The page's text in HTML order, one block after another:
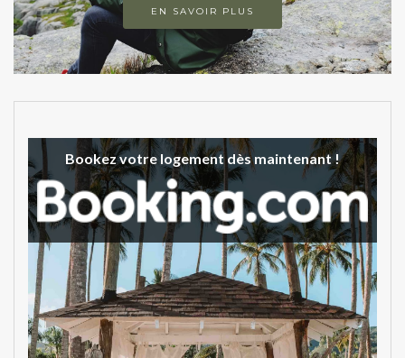
EN SAVOIR PLUS
Bookez votre logement dès maintenant !